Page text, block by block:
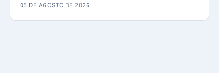
05 DE AGOSTO DE 2026